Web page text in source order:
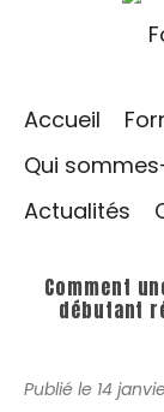
Accueil
Qui
Actualités
Comment
débutant
Publié le 14